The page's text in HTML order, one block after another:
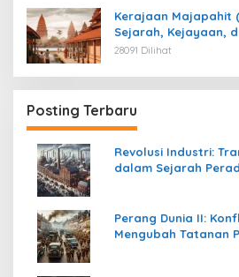
Kerajaan Majapahit
Sejarah, Kejayaan,
28091 Dilihat
Posting Terbaru
Revolusi Industri:
dalam Sejarah
Perang Dunia II:
Mengubah Tatanan